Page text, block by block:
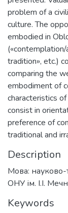
problem of a
culture. The
embodied in
tradition», etc.)
comparing the
embodiment of
characteristics
consist in
preference of
traditional and
Description
Мова: науково-
ОНУ ім. І.І.
Keywords